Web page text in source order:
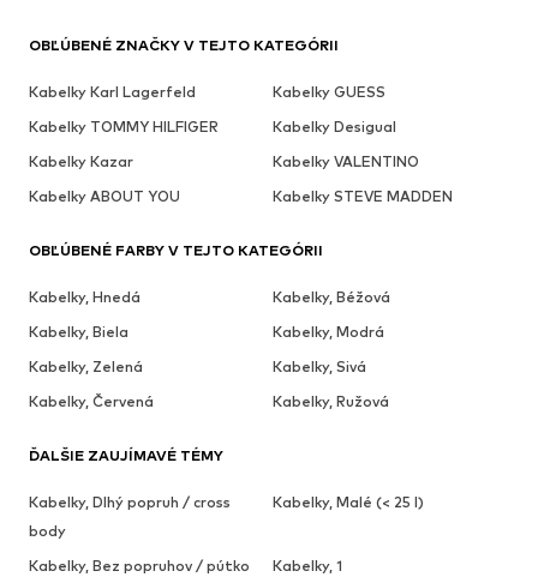
OBĽÚBENÉ ZNAČKY V TEJTO KATEGÓRII
Kabelky Karl Lagerfeld
Kabelky GUESS
Kabelky TOMMY HILFIGER
Kabelky Desigual
Kabelky Kazar
Kabelky VALENTINO
Kabelky ABOUT YOU
Kabelky STEVE MADDEN
OBĽÚBENÉ FARBY V TEJTO KATEGÓRII
Kabelky, Hnedá
Kabelky, Béžová
Kabelky, Biela
Kabelky, Modrá
Kabelky, Zelená
Kabelky, Sivá
Kabelky, Červená
Kabelky, Ružová
ĎALŠIE ZAUJÍMAVÉ TÉMY
Kabelky, Dlhý popruh / cross
body
Kabelky, Malé (< 25 l)
Kabelky, Bez popruhov / pútko
Kabelky, 1